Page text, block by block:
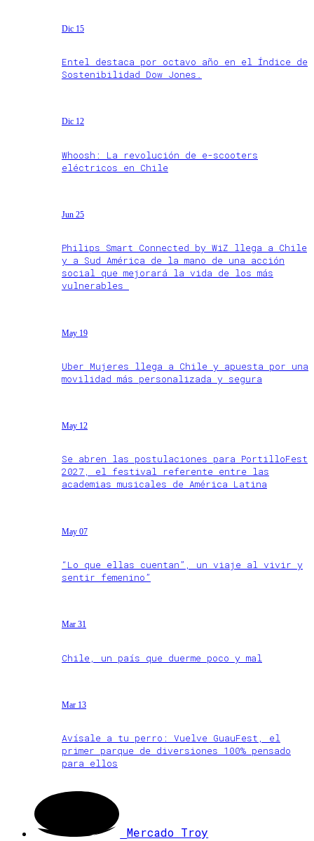
Dic 15
Entel destaca por octavo año en el Índice de
Sostenibilidad Dow Jones.
Dic 12
Whoosh: La revolución de e-scooters
eléctricos en Chile
Jun 25
Philips Smart Connected by WiZ llega a Chile
y a Sud América de la mano de una acción
social que mejorará la vida de los más
vulnerables
May 19
Uber Mujeres llega a Chile y apuesta por una
movilidad más personalizada y segura
May 12
Se abren las postulaciones para PortilloFest
2027, el festival referente entre las
academias musicales de América Latina
May 07
“Lo que ellas cuentan”, un viaje al vivir y
sentir femenino”
Mar 31
Chile, un país que duerme poco y mal
Mar 13
Avísale a tu perro: Vuelve GuauFest, el
primer parque de diversiones 100% pensado
para ellos
Mercado Troy